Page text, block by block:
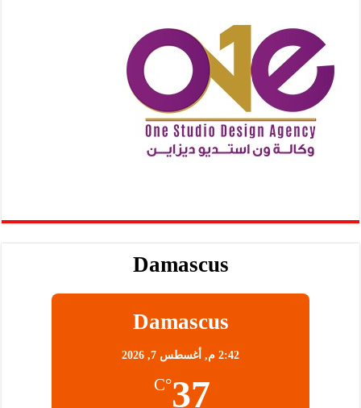
Damascus
Damascus
2:42 م, أغسطس 7, 2026
37
°C